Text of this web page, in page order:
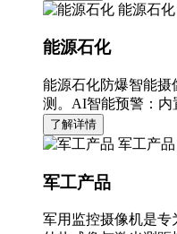
能源石化
能源石化
能源石化防爆智能
测。AI智能预警：内
了解详情
军工产品
军工产品
军用监控摄像机是专